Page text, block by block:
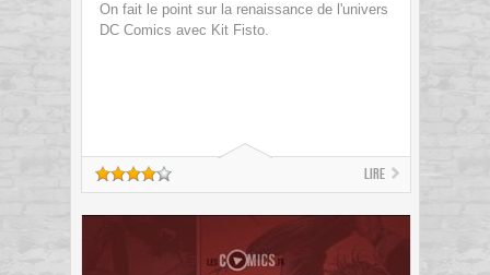
On fait le point sur la renaissance de l'univers
DC Comics avec Kit Fisto.
Lire